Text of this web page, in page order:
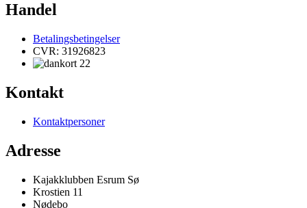
Handel
Betalingsbetingelser
CVR: 31926823
Kontakt
Kontaktpersoner
Adresse
Kajakklubben Esrum Sø
Krostien 11
Nødebo